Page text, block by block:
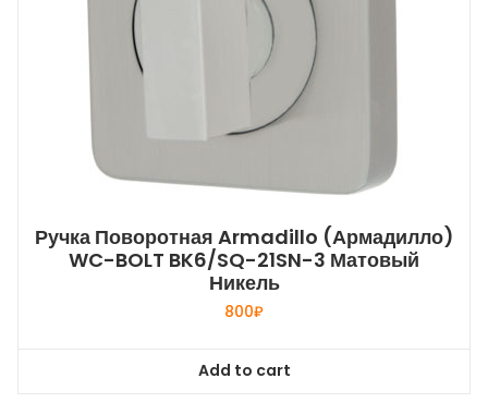
Ручка Поворотная Armadillo (Армадилло)
WC-BOLT BK6/SQ-21SN-3 Матовый
Никель
800₽
Add to cart